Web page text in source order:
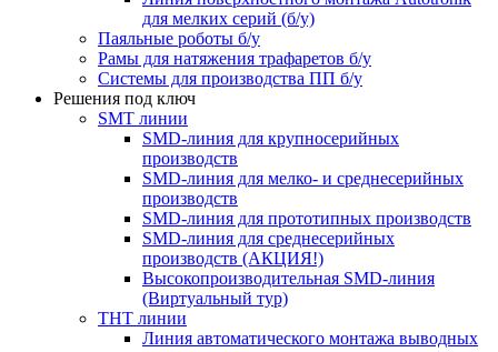
для мелких серий (б/у)
Паяльные роботы б/у
Рамы для натяжения трафаретов б/у
Системы для производства ПП б/у
Решения под ключ
SMT линии
SMD-линия для крупносерийных
производств
SMD-линия для мелко- и среднесерийных
производств
SMD-линия для прототипных производств
SMD-линия для среднесерийных
производств (АКЦИЯ!)
Высокопроизводительная SMD-линия
(Виртуальный тур)
THT линии
Линия автоматического монтажа выводных